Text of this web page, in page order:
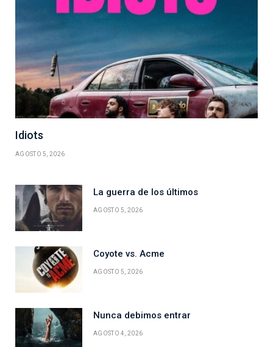
Idiots
AGOSTO 5, 2026
La guerra de los últimos
AGOSTO 5, 2026
Coyote vs. Acme
AGOSTO 5, 2026
Nunca debimos entrar
AGOSTO 4, 2026